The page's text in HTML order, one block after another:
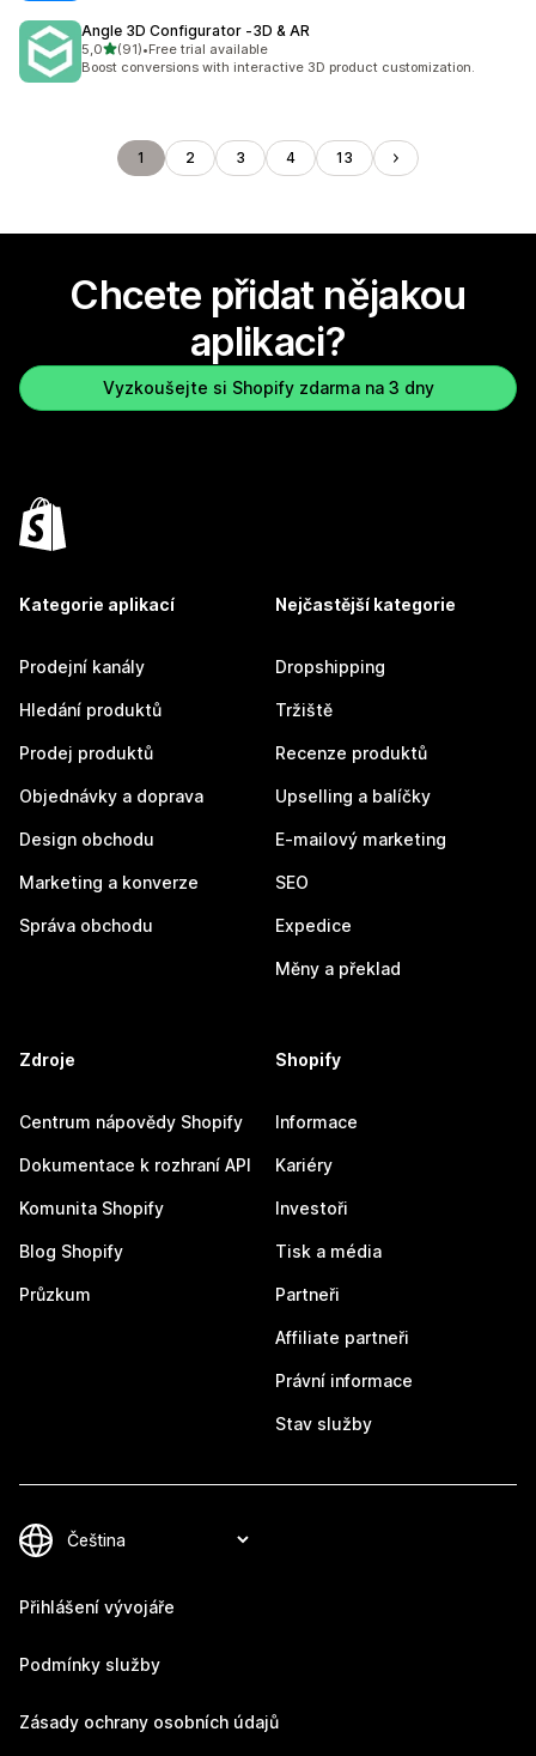
Angle 3D Configurator ‑3D & AR
5,0z 5 hvězd
(91)
Celkový počet recenzí: 91
•Free trial available
Boost conversions with interactive 3D product customization.
1 2 3 4 13
Chcete přidat nějakou
aplikaci?
Vyzkoušejte si Shopify zdarma na 3 dny
Kategorie aplikací
Prodejní kanály
Hledání produktů
Prodej produktů
Objednávky a doprava
Design obchodu
Marketing a konverze
Správa obchodu
Nejčastější kategorie
Dropshipping
Tržiště
Recenze produktů
Upselling a balíčky
E-mailový marketing
SEO
Expedice
Měny a překlad
Zdroje
Centrum nápovědy Shopify
Dokumentace k rozhraní API
Komunita Shopify
Blog Shopify
Průzkum
Shopify
Informace
Kariéry
Investoři
Tisk a média
Partneři
Affiliate partneři
Právní informace
Stav služby
Přihlášení vývojáře
Podmínky služby
Zásady ochrany osobních údajů